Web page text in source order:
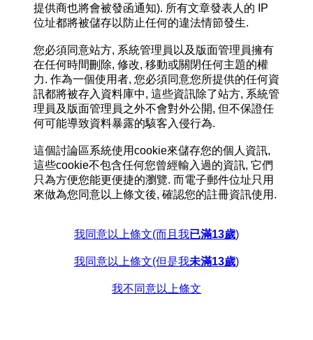
提供商也將會被發函通知). 所有文章發表人的 IP
位址都將被儲存以防止任何的違法情節發生.
您必須同意站方, 系統管理員以及版面管理員擁有
在任何時間刪除, 修改, 移動或關閉任何主題的權
力. 作為一個使用者, 您必須同意您所提供的任何資
訊都將被存入資料庫中, 這些資訊除了站方, 系統管
理員及版面管理員之外不會對外公開, 但不保證任
何可能導致資料暴露的駭客入侵行為.
這個討論區系統使用cookie來儲存您的個人資訊,
這些cookie不包含任何您曾經輸入過的資訊, 它們
只為方便您能更便捷的瀏覽. 而電子郵件位址只用
來做為您同意以上條文後, 確認您的註冊資訊使用.
我同意以上條文(而且我已滿13歲)
我同意以上條文(但是我未滿13歲)
我不同意以上條文